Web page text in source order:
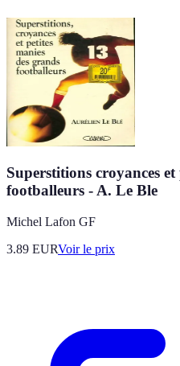
Superstitions croyances
footballeurs - A. Le Ble
Michel Lafon GF
3.89 EURVoir le prix